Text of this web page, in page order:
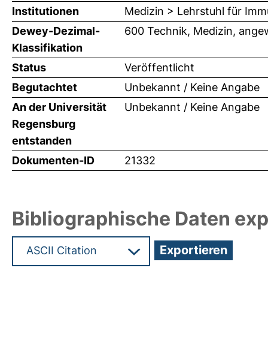
Institutionen
Medizin > Lehrstuhl für
Dewey-Dezimal-
Klassifikation
600 Technik, Medizin,
Status
Veröffentlicht
Begutachtet
Unbekannt / Keine Angabe
An der Universität
Regensburg
entstanden
Unbekannt / Keine Angabe
Dokumenten-ID 21332
Bibliographische Daten